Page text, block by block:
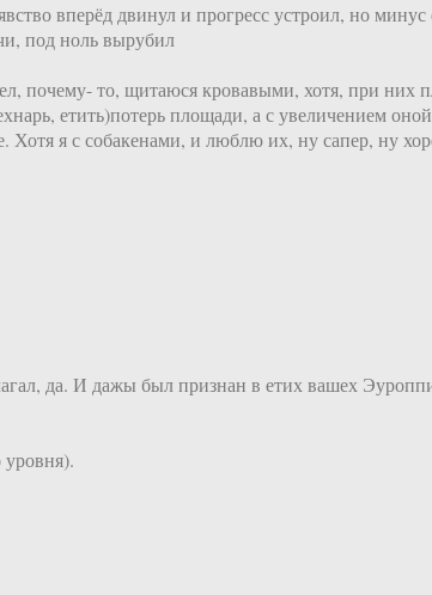
вперёд двинул и прогресс устроил, но
под ноль вырубил
то, щитаюся кровавыми, хотя, при них
етить)потерь площади, а с увеличением
Хотя я с собакенами, и люблю их, ну сапер, ну
да. И дажы был признан в етих вашех